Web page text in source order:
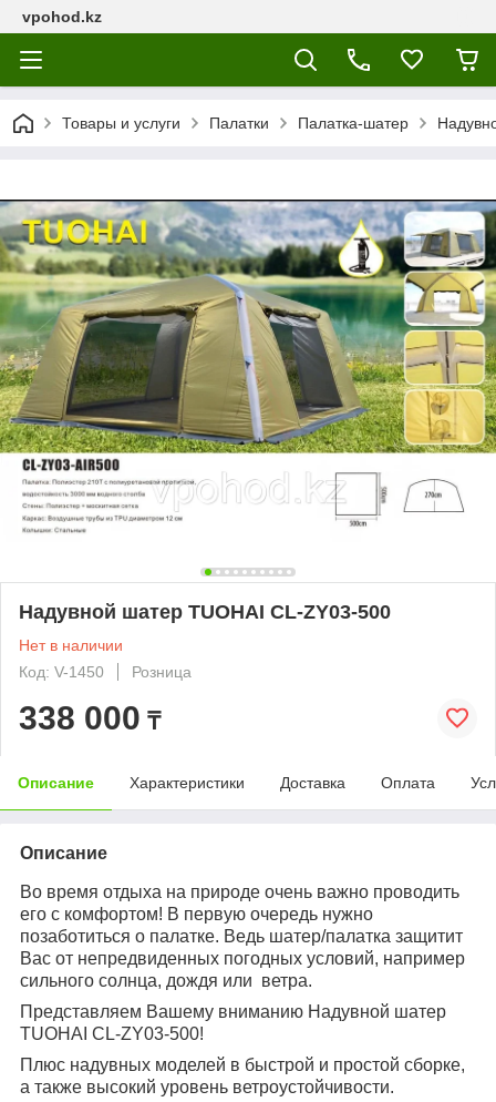
vpohod.kz
Товары и услуги Палатки Палатка-шатер
Надувной шатер TUOHAI CL-ZY03-500
Нет в наличии
Код: V-1450
Розница
338 000 ₸
Описание Характеристики Доставка Оплата
Описание
Во время отдыха на природе очень важно проводить
его с комфортом! В первую очередь нужно
позаботиться о палатке. Ведь шатер/палатка защитит
Вас от непредвиденных погодных условий, например
сильного солнца, дождя или ветра.
Представляем Вашему вниманию Надувной шатер
TUOHAI CL-ZY03-500!
Плюс надувных моделей в быстрой и простой сборке,
а также высокий уровень ветроустойчивости.